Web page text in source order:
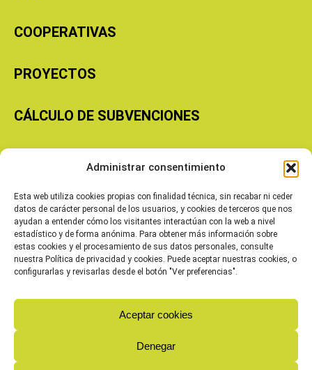
Administrar consentimiento
Esta web utiliza cookies propias con finalidad técnica, sin recabar ni ceder
datos de carácter personal de los usuarios, y cookies de terceros que nos
ayudan a entender cómo los visitantes interactúan con la web a nivel
estadístico y de forma anónima. Para obtener más información sobre
estas cookies y el procesamiento de sus datos personales, consulte
nuestra Política de privacidad y cookies. Puede aceptar nuestras cookies, o
configurarlas y revisarlas desde el botón "Ver preferencias".
Aceptar cookies
Denegar
COOPERATIVAS
PROYECTOS
CÁLCULO DE SUBVENCIONES